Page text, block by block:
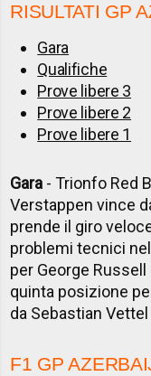
RISULTATI GP
Gara
Qualifiche
Prove libere 3
Prove libere 2
Prove libere 1
Gara - Trionfo Red
Verstappen vince
prende il giro
problemi tecnici
per George
quinta posizione
da Sebastian
F1 GP